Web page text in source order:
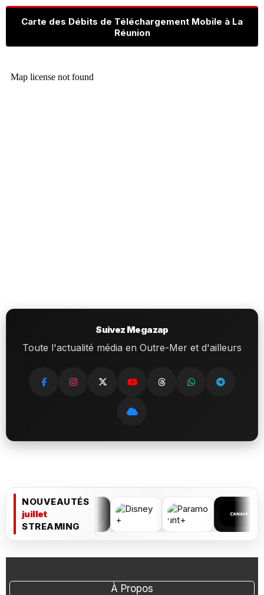
Carte des Débits de Téléchargement Mobile à La
Réunion
Suivez Megazap
Toute l'actualité média en Outre-Mer et d'ailleurs
NOUVEAUTÉS
juillet
STREAMING
À Propos